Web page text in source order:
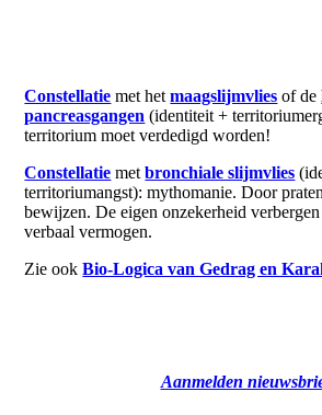
Constellatie met hetmaagslijmvlies of de
pancreasgangen (identiteit +
territorium moet verdedigd worden!
Constellatie metbronchiale slijmvlies
territoriumangst): mythomanie. Door
bewijzen. De eigen onzekerheid
verbaal vermogen.
Zie ookBio-Logica van Gedrag en
Aanmelden